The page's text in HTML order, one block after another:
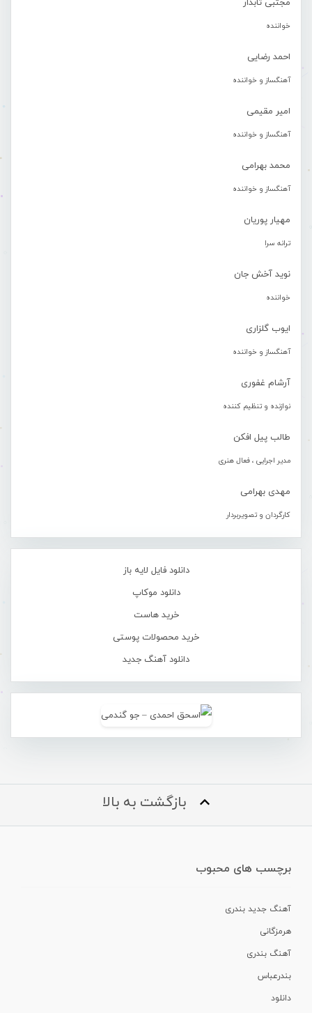
مجتبی تابدار
خواننده
احمد رضایی
آهنگساز و خواننده
امیر مقیمی
آهنگساز و خواننده
محمد بهرامی
آهنگساز و خواننده
مهیار پوریان
ترانه سرا
نوید آخش جان
خواننده
ایوب گلزاری
آهنگساز و خواننده
آرشام غفوری
نوازنده و تنظیم کننده
طالب پیل افکن
مدیر اجرایی ، فعال هنری
مهدی بهرامی
کارگردان و تصویربردار
دانلود فایل لایه باز
دانلود موکاپ
خرید هاست
خرید محصولات پوستی
دانلود آهنگ جدید
بازگشت به بالا
برچسب های محبوب
آهنگ جدید بندری
هرمزگانی
آهنگ بندری
بندرعباس
دانلود